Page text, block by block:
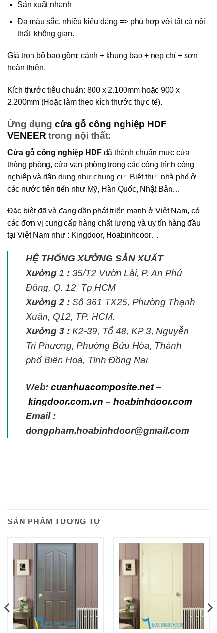
Sản xuất nhanh
Đa màu sắc, nhiều kiểu dáng => phù hợp với tất cả nội
thất, không gian.
Giá trọn bộ bao gồm: cánh + khung bao + nẹp chỉ + sơn
hoàn thiện.
Kích thước tiêu chuẩn: 800 x 2.100mm hoặc 900 x
2.200mm (Hoặc làm theo kích thước thực tế).
Ứng dụng cửa gỗ công nghiệp HDF
VENEER trong nội thất:
Cửa gỗ công nghiệp HDF đã thành chuẩn mực cửa
thông phòng, cửa văn phòng trong các công trình công
nghiệp và dân dụng như chung cư, Biệt thự, nhà phố ở
các nước tiên tiến như Mỹ, Hàn Quốc, Nhật Bản…
Đặc biệt đã và đang dần phát triển mạnh ở Việt Nam, có
các đơn vị cung cấp hàng chất lượng và uy tín hàng đầu
tại Việt Nam như : Kingdoor, Hoabinhdoor…
HỆ THỐNG XƯỞNG SẢN XUẤT
Xưởng 1 : 35/T2 Vườn Lài, P. An Phú
Đông, Q. 12, Tp.HCM
Xưởng 2 : Số 361 TX25, Phường Thạnh
Xuân, Q12, TP. HCM.
Xưởng 3 : K2-39, Tổ 48, KP 3, Nguyễn
Tri Phương, Phường Bửu Hòa, Thành
phố Biên Hoà, Tỉnh Đồng Nai
Web: cuanhuacomposite.net–
kingdoor.com.vn – hoabinhdoor.com
Email :
dongpham.hoabinhdoor@gmail.com
SẢN PHẨM TƯƠNG TỰ